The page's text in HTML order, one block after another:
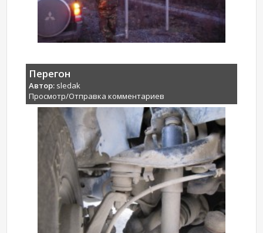
Перегон
Автор: sledak
Просмотр/Отправка комментариев